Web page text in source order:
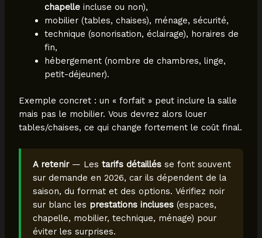
chapelleincluse ou non),
mobilier (tables, chaises), ménage, sécurité,
technique (sonorisation, éclairage), horaires de
fin,
hébergement (nombre de chambres, linge,
petit-déjeuner).
Exemple concret : un « forfait » peut inclure la salle
mais pas le mobilier. Vous devrez alors louer
tables/chaises, ce qui change fortement le coût final.
A retenir— Les tarifs détaillésse font souvent
sur demande en 2026, car ils dépendent de la
saison, du format et des options. Vérifiez noir
sur blanc les prestations incluses(espaces,
chapelle, mobilier, technique, ménage) pour
éviter les surprises.